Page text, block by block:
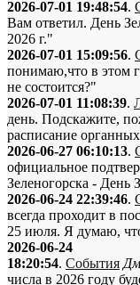
2026-07-01 19:48:54.
Вам ответил. День
2026 г."
2026-07-01 15:09:56.
понимаю,что в этом
не состоится?"
2026-07-01 11:08:39.
день. Подскажите,
расписание
2026-06-27 06:10:13.
официальное
Зеленогорска - День
2026-06-24 22:39:46.
всегда проходит в
25 июля. Я думаю,
2026-06-24
18:20:54. События
числа в 2026 году